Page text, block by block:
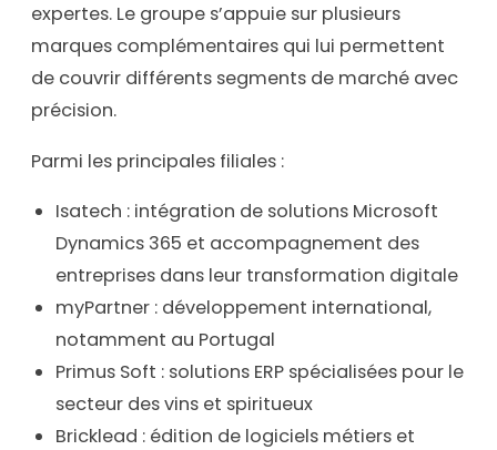
expertes. Le groupe s’appuie sur plusieurs
marques complémentaires qui lui permettent
de couvrir différents segments de marché avec
précision.
Parmi les principales filiales :
Isatech : intégration de solutions Microsoft
Dynamics 365 et accompagnement des
entreprises dans leur transformation digitale
myPartner : développement international,
notamment au Portugal
Primus Soft : solutions ERP spécialisées pour le
secteur des vins et spiritueux
Bricklead : édition de logiciels métiers et